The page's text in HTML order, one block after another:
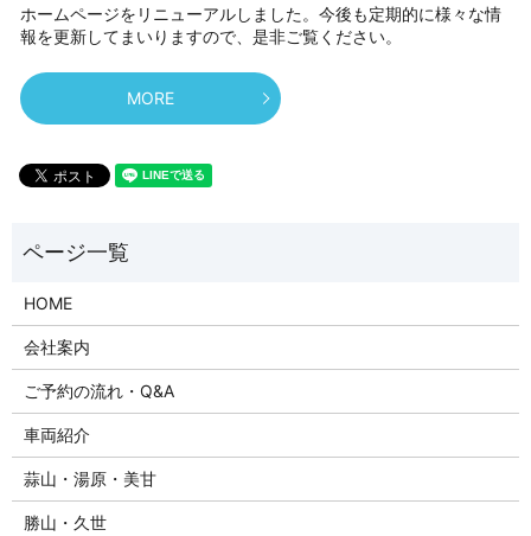
ホームページをリニューアルしました。今後も定期的に様々な情
報を更新してまいりますので、是非ご覧ください。
MORE
HOME
会社案内
ご予約の流れ・Q&A
車両紹介
蒜山・湯原・美甘
勝山・久世